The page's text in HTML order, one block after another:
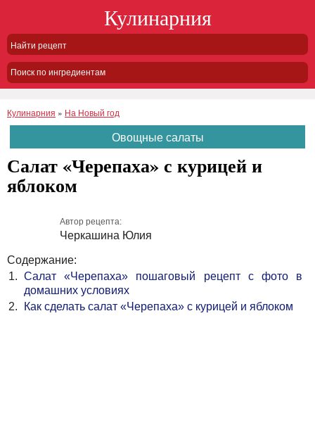
Кулинарния
Поиск по ингредиентам
Кулинарния » На Новый год
Овощные салаты
Салат «Черепаха» с курицей и
яблоком
Автор рецепта:
Черкашина Юлия
Содержание:
Салат «Черепаха» пошаговый рецепт с фото в
домашних условиях
Как сделать салат «Черепаха» с курицей и яблоком